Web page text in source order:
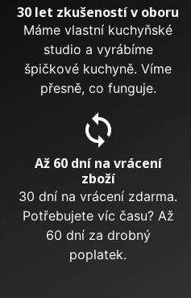
30 let zkušeností v oboru
Máme vlastní kuchyňské
studio a vyrábíme
špičkové kuchyně. Víme
přesně, co funguje.
sync
Až 60 dní na vrácení
zboží
30 dní na vrácení zdarma.
Potřebujete víc času? Až
60 dní za drobný
poplatek.